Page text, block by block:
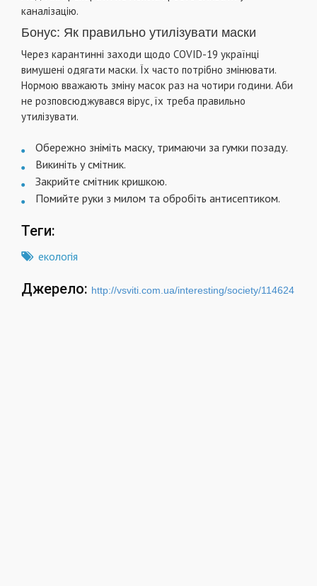
каналізацію.
Бонус: Як правильно утилізувати маски
Через карантинні заходи щодо COVID-19 українці
вимушені одягати маски. Їх часто потрібно змінювати.
Нормою вважають зміну масок раз на чотири години. Аби
не розповсюджувався вірус, їх треба правильно
утилізувати.
Обережно зніміть маску, тримаючи за гумки позаду.
Викиніть у смітник.
Закрийте смітник кришкою.
Помийте руки з милом та обробіть антисептиком.
Теги:
екологія
Джерело: http://vsviti.com.ua/interesting/society/114624